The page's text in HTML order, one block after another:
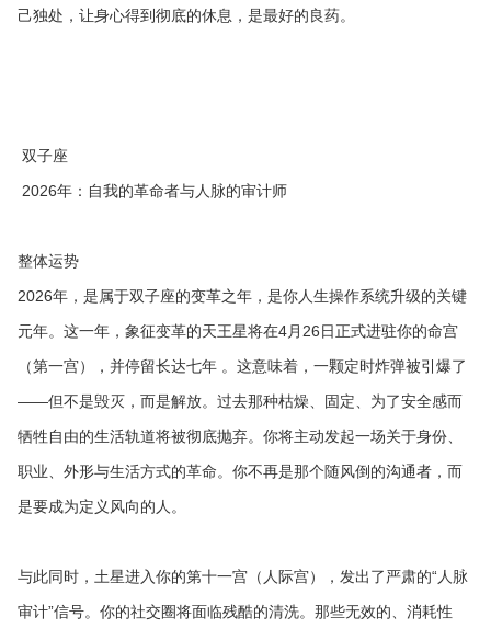
己独处，让身心得到彻底的休息，是最好的良药。
双子座
2026年：自我的革命者与人脉的审计师
整体运势
2026年，是属于双子座的变革之年，是你人生操作系统升级的关键
元年。这一年，象征变革的天王星将在4月26日正式进驻你的命宫
（第一宫），并停留长达七年 。这意味着，一颗定时炸弹被引爆了
——但不是毁灭，而是解放。过去那种枯燥、固定、为了安全感而
牺牲自由的生活轨道将被彻底抛弃。你将主动发起一场关于身份、
职业、外形与生活方式的革命。你不再是那个随风倒的沟通者，而
是要成为定义风向的人。
与此同时，土星进入你的第十一宫（人际宫），发出了严肃的“人脉
审计”信号。你的社交圈将面临残酷的清洗。那些无效的、消耗性